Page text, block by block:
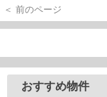
＜ 前のページ
おすすめ物件